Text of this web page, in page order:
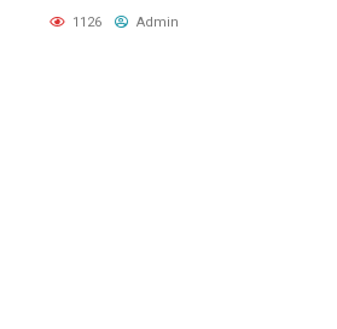
1126 Admin